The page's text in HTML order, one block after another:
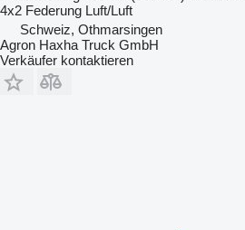
4x2 Federung Luft/Luft
Schweiz, Othmarsingen
Agron Haxha Truck GmbH
Verkäufer kontaktieren